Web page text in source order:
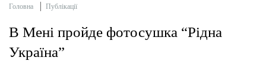
Головна Публікації
В Мені пройде фотосушка “Рідна
Україна”